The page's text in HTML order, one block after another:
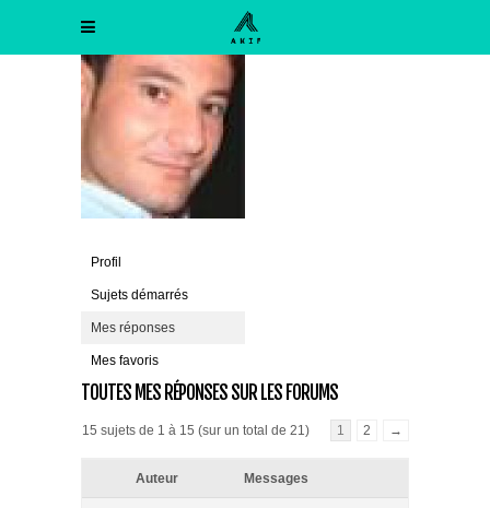
Profil
Sujets démarrés
Mes réponses
Mes favoris
TOUTES MES RÉPONSES SUR LES FORUMS
15 sujets de 1 à 15 (sur un total de 21) 1 2 →
Auteur Messages